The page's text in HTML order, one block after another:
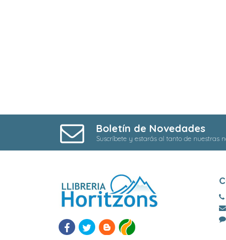
Boletín de Novedades
Suscríbete y estarás al tanto de nuestras